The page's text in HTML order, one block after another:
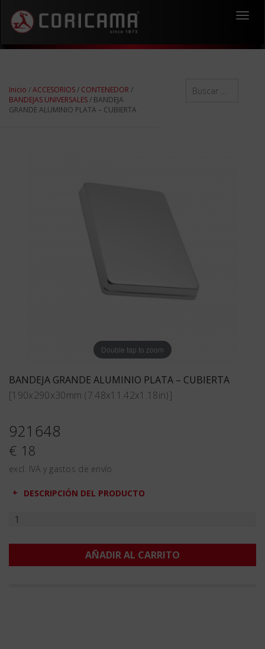
Inicio /ACCESORIOS/ CONTENEDOR /
BANDEJAS UNIVERSALES/ BANDEJA
GRANDE ALUMINIO PLATA – CUBIERTA
Double tap to zoom
BANDEJA GRANDE ALUMINIO PLATA – CUBIERTA
[190x290x30mm (7.48x11.42x1.18in)]
921648
€ 18
excl. IVA y gastos de envío
DESCRIPCIÓN DEL PRODUCTO
AÑADIR AL CARRITO